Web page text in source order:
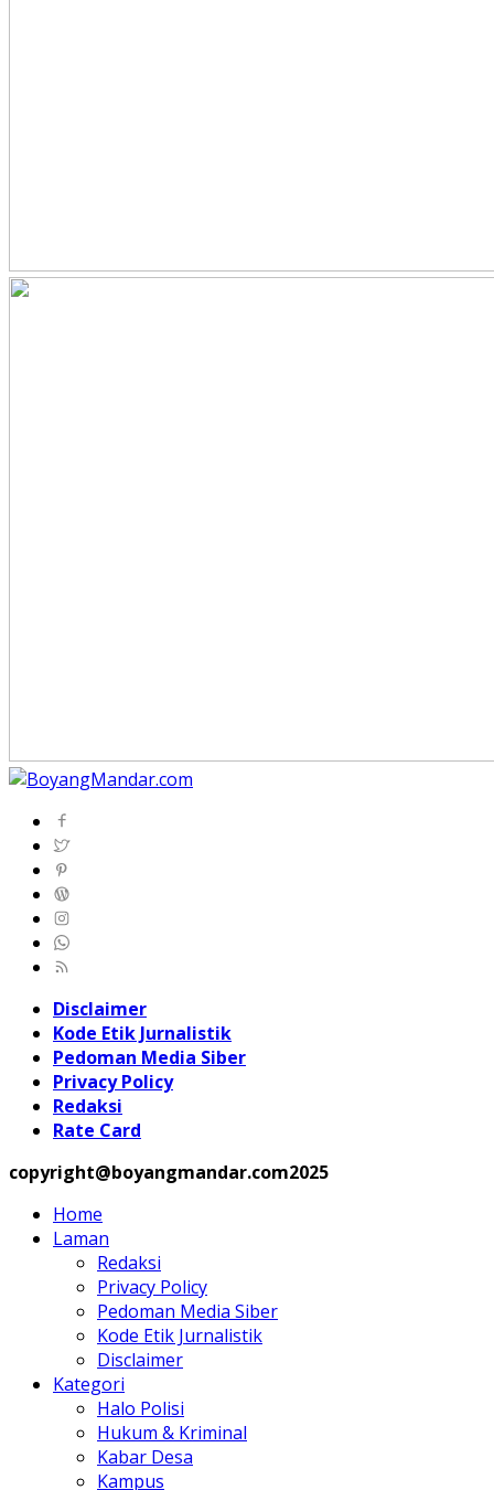
Disclaimer
Kode Etik Jurnalistik
Pedoman Media Siber
Privacy Policy
Redaksi
Rate Card
copyright@boyangmandar.com2025
Home
Laman
Redaksi
Privacy Policy
Pedoman Media Siber
Kode Etik Jurnalistik
Disclaimer
Kategori
Halo Polisi
Hukum & Kriminal
Kabar Desa
Kampus